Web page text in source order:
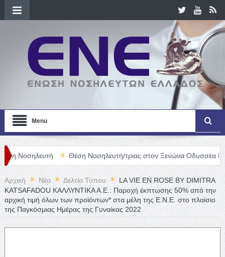
Menu
Θέση Νοσηλευτή/τριας στον Ξενώνα Οδυσσέα ΕΠΑΨΥ
Αρχική Νέα Δελτία Τύπου
LA VIE EN ROSE BY DIMITRA
KATSAFADOU ΚΑΛΛΥΝΤΙΚΑ Α.Ε.: Παροχή έκπτωσης 50% από την
αρχική τιμή όλων των προϊόντων* στα μέλη της Ε.Ν.Ε. στο πλαίσιο
της Παγκόσμιας Ημέρας της Γυναίκας 2022